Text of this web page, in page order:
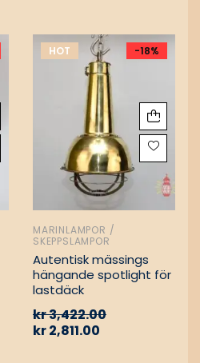
HOT -18%
MARINLAMPOR /
SKEPPSLAMPOR
Autentisk mässings
hängande spotlight för
lastdäck
kr3,422.00
kr2,811.00